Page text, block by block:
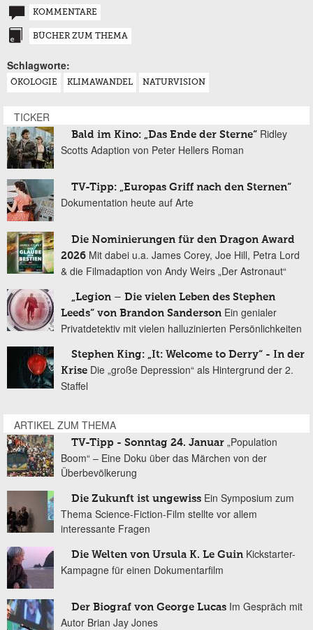
KOMMENTARE
BÜCHER ZUM THEMA
Schlagworte:
ÖKOLOGIE KLIMAWANDEL NATURVISION
TICKER
Bald im Kino: „Das Ende der Sterne“ Ridley
Scotts Adaption von Peter Hellers Roman
TV-Tipp: „Europas Griff nach den Sternen“
Dokumentation heute auf Arte
Die Nominierungen für den Dragon Award
2026 Mit dabei u.a. James Corey, Joe Hill, Petra Lord
& die Filmadaption von Andy Weirs „Der Astronaut“
„Legion – Die vielen Leben des Stephen
Leeds“ von Brandon Sanderson Ein genialer
Privatdetektiv mit vielen halluzinierten Persönlichkeiten
Stephen King: „It: Welcome to Derry“ - In der
Krise Die „große Depression“ als Hintergrund der 2.
Staffel
ARTIKEL ZUM THEMA
TV-Tipp - Sonntag 24. Januar „Population
Boom“ – Eine Doku über das Märchen von der
Überbevölkerung
Die Zukunft ist ungewiss Ein Symposium zum
Thema Science-Fiction-Film stellte vor allem
interessante Fragen
Die Welten von Ursula K. Le Guin Kickstarter-
Kampagne für einen Dokumentarfilm
Der Biograf von George Lucas Im Gespräch mit
Autor Brian Jay Jones